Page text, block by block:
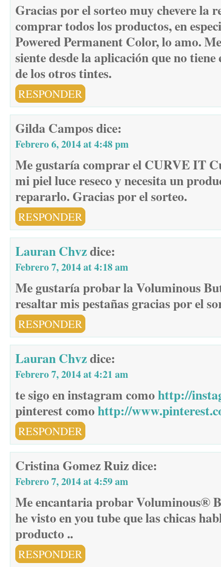
Gracias por el sorteo muy chevere la
comprar todos los productos, en
Powered Permanent Color, lo amo.
siente desde la aplicación que no
de los otros tintes.
RESPONDER
Gilda Camposdice:
Febrero 6, 2014 at 4:48 pm
Me gustaría comprar el CURVE IT
mi piel luce reseco y necesita un
repararlo. Gracias por el sorteo.
RESPONDER
Lauran Chvzdice:
Febrero 7, 2014 at 4:18 am
Me gustaría probar la Voluminous
resaltar mis pestañas gracias por el
RESPONDER
Lauran Chvzdice:
Febrero 7, 2014 at 4:21 am
te sigo en instagram comohttp://
pinterest comohttp://
RESPONDER
Cristina Gomez Ruizdice:
Febrero 7, 2014 at 4:59 am
Me encantaria probar Voluminous®
he visto en you tube que las chicas
producto ..
RESPONDER